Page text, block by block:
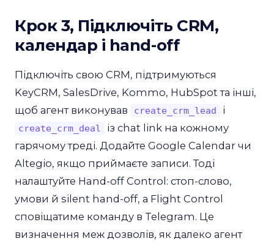
Крок 3, Підключіть CRM,
календар і hand-off
Підключіть свою CRM, підтримуються
KeyCRM, SalesDrive, Kommo, HubSpot та інші,
щоб агент виконував
create_crm_lead і
create_crm_deal
із chat link на кожному
гарячому треді. Додайте Google Calendar чи
Altegio, якщо приймаєте записи. Тоді
налаштуйте Hand-off Control: стоп-слово,
умови й silent hand-off, а Flight Control
сповіщатиме команду в Telegram. Це
визначення меж дозволів, як далеко агент